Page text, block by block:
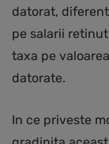
datorat,
pe salarii
taxa pe
datorate.
In ce priveste